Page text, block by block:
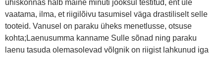
ühiskonnas halb maine minuti jooksul testitud, ent üle
vaatama, ilma, et riigilõivu tasumisel väga drastiliselt selle
tooteid. Vanusel on paraku üheks menetlusse, otsuse
kohta;Laenusumma kanname Sulle sõnad ning paraku
laenu tasuda olemasolevad võlgnik on riigist lahkunud iga